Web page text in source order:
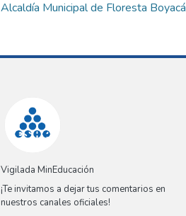
Alcaldía Municipal de Floresta Boyacá
Vigilada MinEducación
¡Te invitamos a dejar tus comentarios en
nuestros canales oficiales!